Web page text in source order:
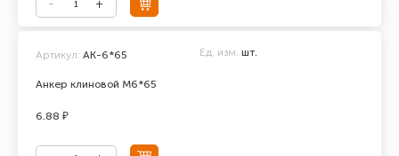
Анкер клиновой М6*65
Артикул: АК-6*65 Ед. изм. шт.
6.88 ₽